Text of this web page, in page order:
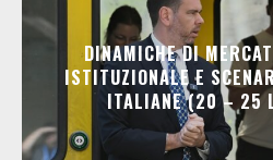
DINAMICHE DI
ISTITUZIONALE E
ITALIANE (20 – 25